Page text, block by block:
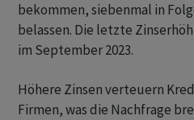
bekommen, siebenmal in
belassen. Die letzte
im September 2023.
Höhere Zinsen verteuern
Firmen, was die Nachfrage